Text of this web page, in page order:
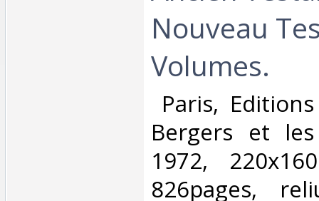
Nouveau
Volumes.‎
Paris,
Bergers et
1972,
826pages,